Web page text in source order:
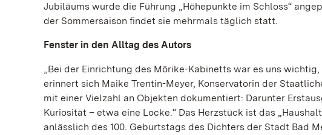
Jubiläums wurde die Führung „Höhepunkte im Schloss“
der Sommersaison findet sie mehrmals täglich statt.
Fenster in den Alltag des Autors
„Bei der Einrichtung des Mörike-Kabinetts war es uns
erinnert sich Maike Trentin-Meyer, Konservatorin der
mit einer Vielzahl an Objekten dokumentiert: Darunter
Kuriosität – etwa eine Locke.“ Das Herzstück ist das
anlässlich des 100. Geburtstags des Dichters der Stadt Bad